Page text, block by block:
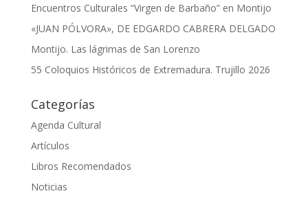
Encuentros Culturales “Virgen de Barbaño” en Montijo
«JUAN PÓLVORA», DE EDGARDO CABRERA DELGADO
Montijo. Las lágrimas de San Lorenzo
55 Coloquios Históricos de Extremadura. Trujillo 2026
Categorías
Agenda Cultural
Artículos
Libros Recomendados
Noticias